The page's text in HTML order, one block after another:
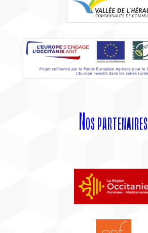
Nos partenaires